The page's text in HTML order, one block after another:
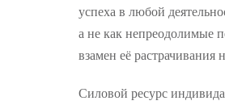
успеха в любой
а не как непреодолимые
взамен её
Силовой ресурс